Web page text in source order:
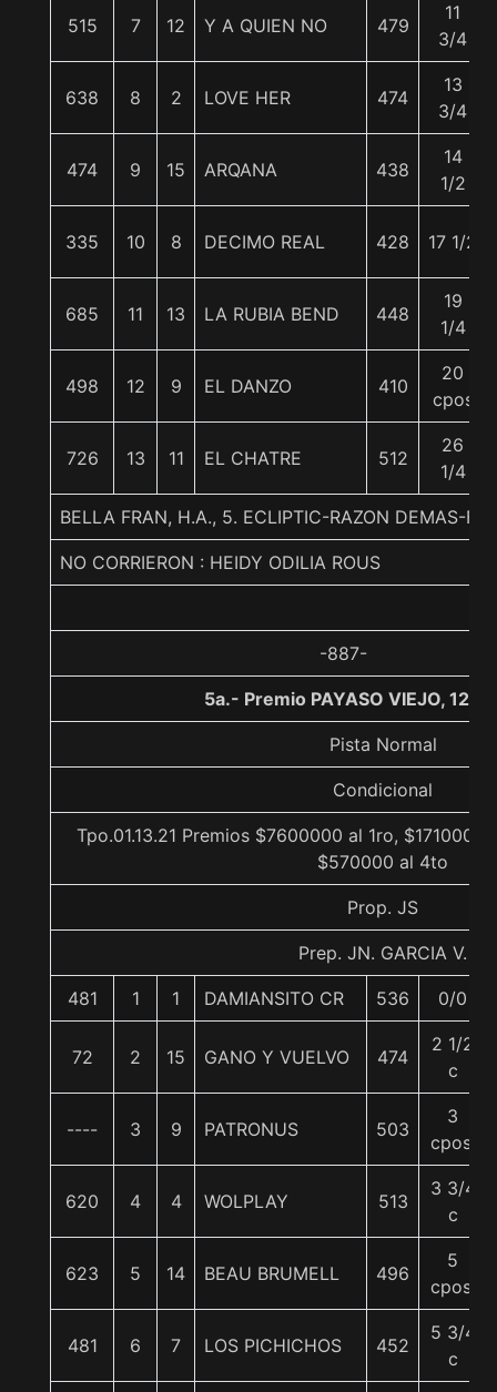
515 7 12 Y A QUIEN NO 479
11
3/4
638 8 2 LOVE HER 474
13
3/4
474 9 15 ARQANA 438
14
1/2
335 10 8 DECIMO REAL 428 17 1/2
685 11 13 LA RUBIA BEND 448
19
1/4
498 12 9 EL DANZO 410
20
cpos
726 13 11 EL CHATRE 512
26
1/4
BELLA FRAN, H.A., 5. ECLIPTIC-RAZON DEMAS-
NO CORRIERON : HEIDY ODILIA ROUS
-887-
5a.- Premio PAYASO VIEJO,
Pista Normal
Condicional
Tpo.01.13.21 Premios $7600000 al 1ro,
$570000 al 4to
Prop. JS
Prep. JN. GARCIA V.
481 1 1 DAMIANSITO CR 536 0/0
72 2 15 GANO Y VUELVO 474
2 1/2
c
---- 3 9 PATRONUS 503
3
cpos.
620 4 4 WOLPLAY 513
3 3/4
c
623 5 14 BEAU BRUMELL 496
5
cpos.
481 6 7 LOS PICHICHOS 452
5 3/4
c